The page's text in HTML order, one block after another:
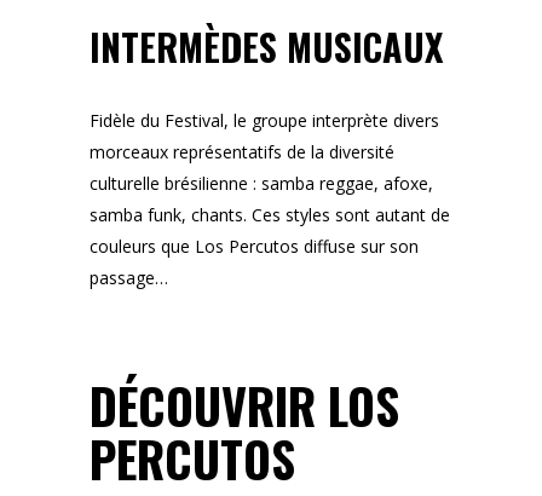
INTERMÈDES MUSICAUX
Fidèle du Festival, le groupe interprète divers
morceaux représentatifs de la diversité
culturelle brésilienne : samba reggae, afoxe,
samba funk, chants. Ces styles sont autant de
couleurs que Los Percutos diffuse sur son
passage…
DÉCOUVRIR LOS
PERCUTOS